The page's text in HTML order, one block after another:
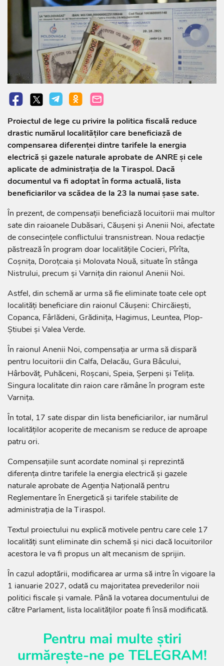
Proiectul de lege cu privire la politica fiscală reduce
drastic numărul localităților care beneficiază de
compensarea diferenței dintre tarifele la energia
electrică și gazele naturale aprobate de ANRE și cele
aplicate de administrația de la Tiraspol. Dacă
documentul va fi adoptat în forma actuală, lista
beneficiarilor va scădea de la 23 la numai șase sate.
În prezent, de compensații beneficiază locuitorii mai multor
sate din raioanele Dubăsari, Căușeni și Anenii Noi, afectate
de consecințele conflictului transnistrean. Noua redacție
păstrează în program doar localitățile Cocieri, Pîrîta,
Coșnița, Doroțcaia și Molovata Nouă, situate în stânga
Nistrului, precum și Varnița din raionul Anenii Noi.
Astfel, din schemă ar urma să fie eliminate toate cele opt
localități beneficiare din raionul Căușeni: Chircăiești,
Copanca, Fârlădeni, Grădinița, Hagimus, Leuntea, Plop-
Știubei și Valea Verde.
În raionul Anenii Noi, compensația ar urma să dispară
pentru locuitorii din Calfa, Delacău, Gura Bâcului,
Hârbovăț, Puhăceni, Roșcani, Speia, Șerpeni și Telița.
Singura localitate din raion care rămâne în program este
Varnița.
În total, 17 sate dispar din lista beneficiarilor, iar numărul
localităților acoperite de mecanism se reduce de aproape
patru ori.
Compensațiile sunt acordate nominal și reprezintă
diferența dintre tarifele la energia electrică și gazele
naturale aprobate de Agenția Națională pentru
Reglementare în Energetică și tarifele stabilite de
administrația de la Tiraspol.
Textul proiectului nu explică motivele pentru care cele 17
localități sunt eliminate din schemă și nici dacă locuitorilor
acestora le va fi propus un alt mecanism de sprijin.
În cazul adoptării, modificarea ar urma să intre în vigoare la
1 ianuarie 2027, odată cu majoritatea prevederilor noii
politici fiscale și vamale. Până la votarea documentului de
către Parlament, lista localităților poate fi însă modificată.
Pentru mai multe știri
urmărește-ne pe TELEGRAM!